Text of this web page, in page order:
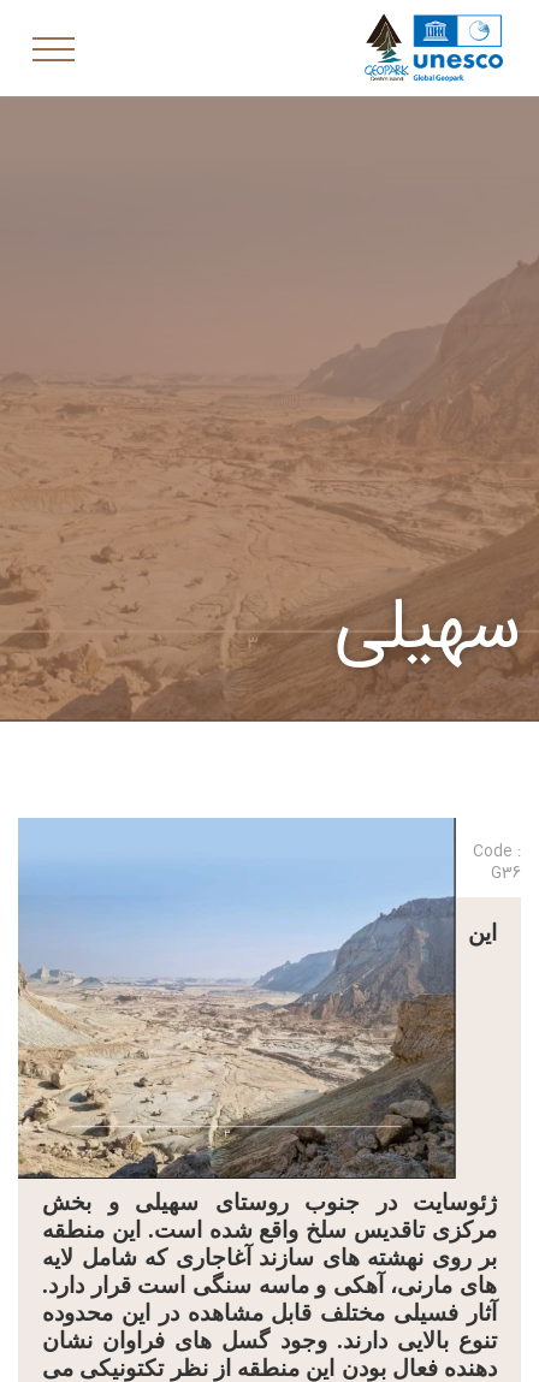
سهیلی
Code :
G36
این
ژئوسایت در جنوب روستای سهیلی و بخش
مرکزی تاقدیس سلخ واقع شده است. این منطقه
بر روی نهشته های سازند آغاجاری که شامل لایه
های مارنی، آهکی و ماسه سنگی است قرار دارد.
آثار فسیلی مختلف قابل مشاهده در این محدوده
تنوع بالایی دارند. وجود گسل های فراوان نشان
دهنده فعال بودن این منطقه از نظر تکتونیکی می